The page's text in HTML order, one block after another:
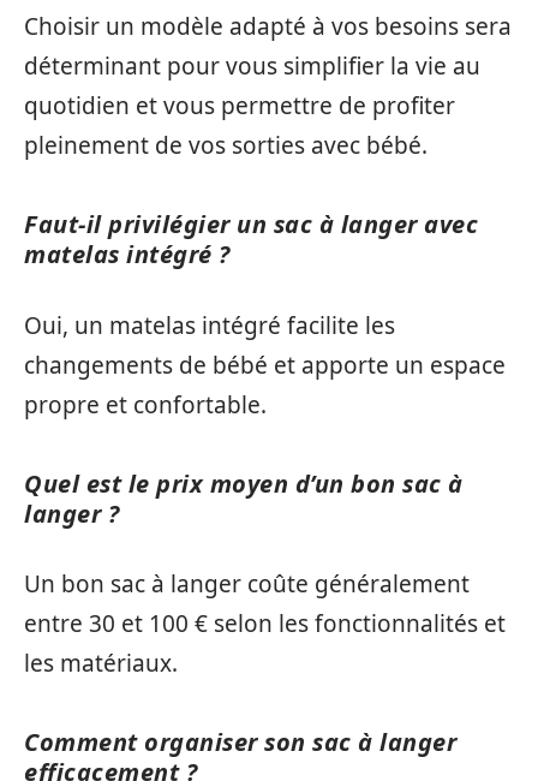
Choisir un modèle adapté à vos besoins sera
déterminant pour vous simplifier la vie au
quotidien et vous permettre de profiter
pleinement de vos sorties avec bébé.
Faut-il privilégier un sac à langer avec
matelas intégré ?
Oui, un matelas intégré facilite les
changements de bébé et apporte un espace
propre et confortable.
Quel est le prix moyen d’un bon sac à
langer ?
Un bon sac à langer coûte généralement
entre 30 et 100 € selon les fonctionnalités et
les matériaux.
Comment organiser son sac à langer
efficacement ?